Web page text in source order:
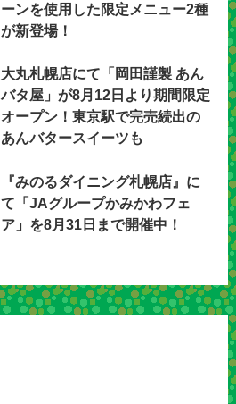
ーンを使用した限定メニュー2種
が新登場！
大丸札幌店にて「岡田謹製 あん
バタ屋」が8月12日より期間限定
オープン！東京駅で完売続出の
あんバタースイーツも
『みのるダイニング札幌店』に
て「JAグループかみかわフェ
ア」を8月31日まで開催中！